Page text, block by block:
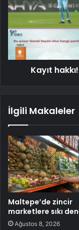
Kayıt
İlgili Makaleler
Maltepe’de zincir
marketlere sıkı
Ağustos 8, 2026